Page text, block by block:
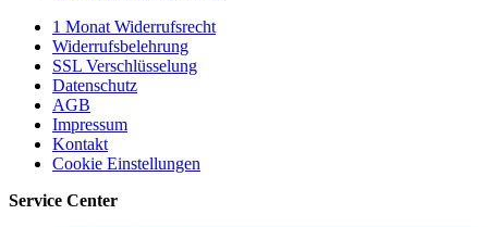
1 Monat Widerrufsrecht
Widerrufsbelehrung
SSL Verschlüsselung
Datenschutz
AGB
Impressum
Kontakt
Cookie Einstellungen
Service Center